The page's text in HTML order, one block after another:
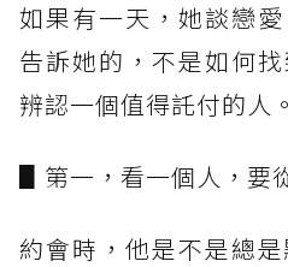
如果有一天，她談戀
告訴她的，不是如何
辨認一個值得託付的人。
▋第一，看一個人，要
約會時，他是不是總